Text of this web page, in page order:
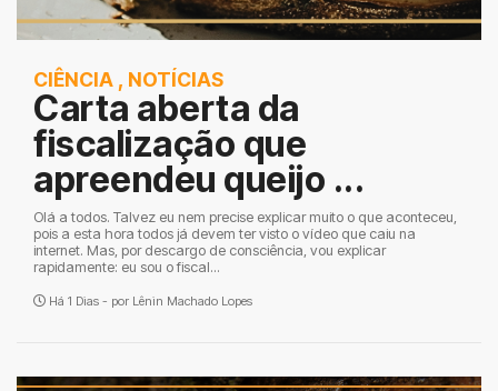
CIÊNCIA , NOTÍCIAS
Carta aberta da
fiscalização que
apreendeu queijo ...
Olá a todos. Talvez eu nem precise explicar muito o que aconteceu,
pois a esta hora todos já devem ter visto o vídeo que caiu na
internet. Mas, por descargo de consciência, vou explicar
rapidamente: eu sou o fiscal...
Há 1 Dias - por Lênin Machado Lopes